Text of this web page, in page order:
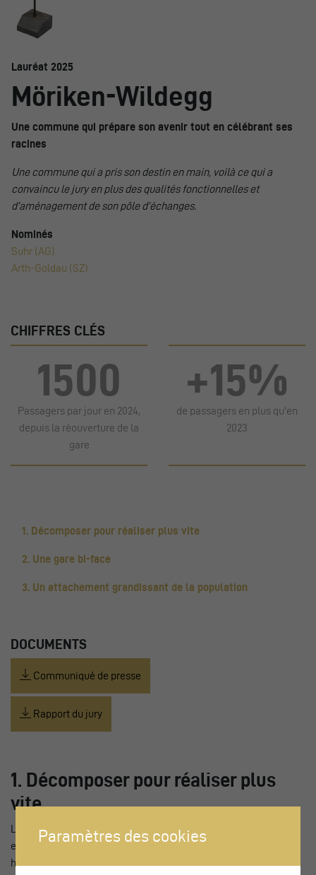
Lauréat 2025
Möriken-Wildegg
Une commune qui prépare son avenir tout en célébrant ses
racines
Une commune qui a pris son destin en main, voilà ce qui a
convaincu le jury en plus des qualités fonctionnelles et
d’aménagement de son pôle d’échanges.
Nominés
Suhr (AG)
Arth-Goldau (SZ)
CHIFFRES CLÉS
1500
Passagers par jour en 2024,
depuis la réouverture de la
gare
+15%
de passagers en plus qu'en
2023
1. Décomposer pour réaliser plus vite
2. Une gare bi-face
3. Un attachement grandissant de la population
DOCUMENTS
Communiqué de presse
Rapport du jury
1. Décomposer pour réaliser plus
vite
Le déclencheur du réaménagement de la gare a été la mise
en conformité LHand (loi sur l’égalité pour les personnes
handicapées) avec des études dès 2012. Tout au long du
Paramètres des cookies